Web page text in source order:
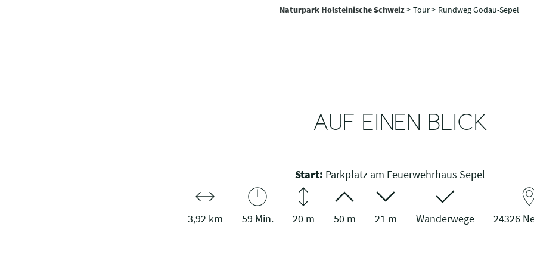
Naturpark Holsteinische Schweiz> Tour > Rundweg Godau-Sepel
AUF EINEN BLICK
Start: Parkplatz am Feuerwehrhaus Sepel
3,92 km 59 Min. 20 m 50 m 21 m Wanderwege 24326